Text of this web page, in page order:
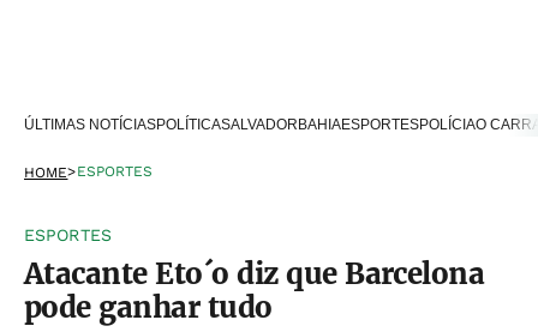
ÚLTIMAS NOTÍCIASPOLÍTICASALVADOR BAHIAESPORTESPOLÍCIAO
HOME>ESPORTES
ESPORTES
Atacante Eto´o diz que Barcelona
pode ganhar tudo